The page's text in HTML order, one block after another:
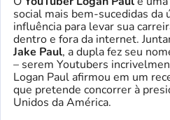
social mais bem-sucedidas da
influência para levar sua
dentro e fora da internet.
Jake Paul, a dupla fez seu
– serem Youtubers
Logan Paul afirmou em um
que pretende concorrer à
Unidos da América.